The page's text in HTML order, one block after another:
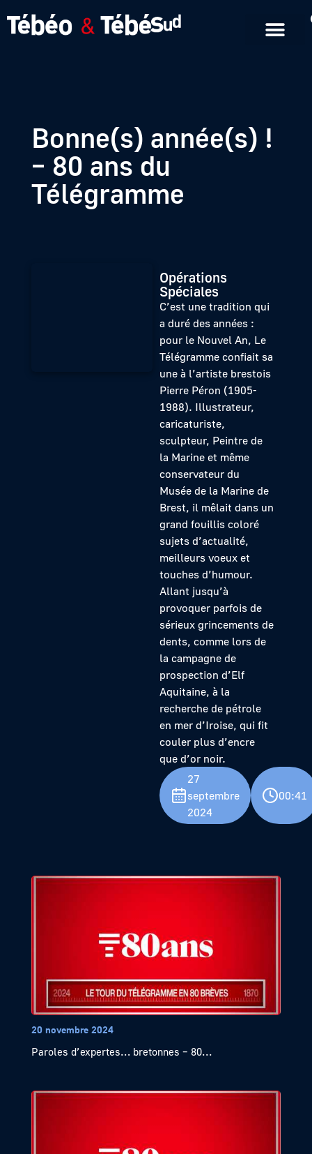
Bonne(s) année(s) !
– 80 ans du
Télégramme
Opérations
Spéciales
C’est une tradition qui
a duré des années :
pour le Nouvel An, Le
Télégramme confiait sa
une à l’artiste brestois
Pierre Péron (1905-
1988). Illustrateur,
caricaturiste,
sculpteur, Peintre de
la Marine et même
conservateur du
Musée de la Marine de
Brest, il mêlait dans un
grand fouillis coloré
sujets d’actualité,
meilleurs voeux et
touches d’humour.
Allant jusqu’à
provoquer parfois de
sérieux grincements de
dents, comme lors de
la campagne de
prospection d’Elf
Aquitaine, à la
recherche de pétrole
en mer d’Iroise, qui fit
couler plus d’encre
que d’or noir.
27
septembre
2024
00:41
20 novembre 2024
Paroles d’expertes… bretonnes – 80...